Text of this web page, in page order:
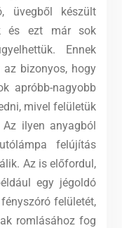
üvegből készült
és ezt már sok
Ennek
bizonyos, hogy
apróbb-nagyobb
mivel felületük
ilyen anyagból
felújítás
Az is előfordul,
egy jégoldó
felületét,
romlásához fog